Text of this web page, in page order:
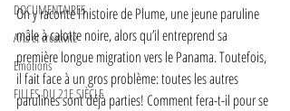
DOCUMENTAIRES
Arts et créativité
Emotions
FILLES DU 21E SIÈCLE
On y raconte l’histoire de Plume, une jeune paruline
mâle à calotte noire, alors qu’il entreprend sa
première longue migration vers le Panama. Toutefois,
il fait face à un gros problème: toutes les autres
parulines sont déjà parties! Comment fera-t-il pour se